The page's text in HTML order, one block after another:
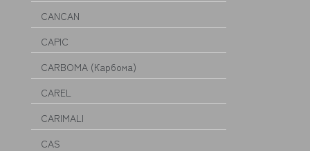
CANCAN
CAPIC
CARBOMA (Карбома)
CAREL
CARIMALI
CAS